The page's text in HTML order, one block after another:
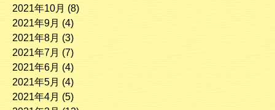
2021年10月 (8)
2021年9月 (4)
2021年8月 (3)
2021年7月 (7)
2021年6月 (4)
2021年5月 (4)
2021年4月 (5)